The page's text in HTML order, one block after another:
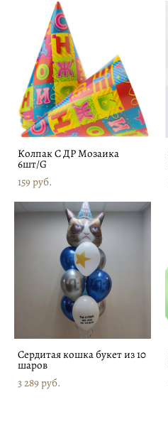
Колпак С ДР Мозаика
6шт/G
159 pуб.
Сердитая кошка букет из 10
шаров
3 289 pуб.